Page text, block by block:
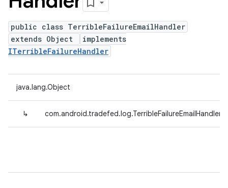
public class TerribleFailureEmailHandler
extends Object
implements
ITerribleFailureHandler
java.lang.Object
↳ com.android.tradefed.log.TerribleFailureEmailHandler